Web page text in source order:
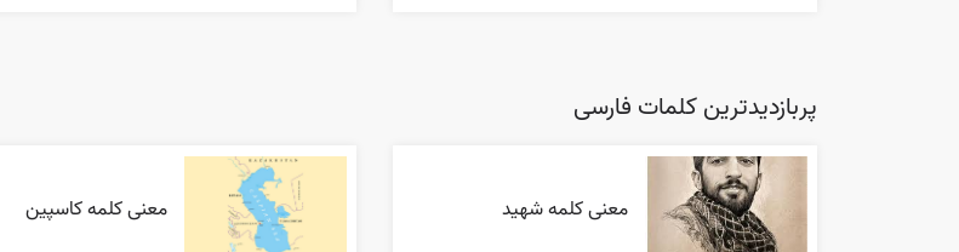
پربازدیدترین کلمات فارسی
معنی کلمه شهید معنی کلمه کاسپین